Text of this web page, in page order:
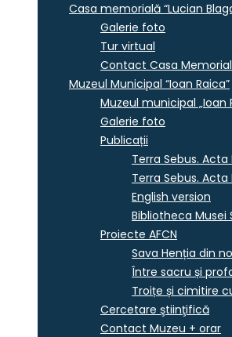
Casa memorială “Lucian
Galerie foto
Tur virtual
Contact Casa
Muzeul Municipal “Ioan Raica”
Muzeul municipal „Ioan
Galerie foto
Publicații
Terra Sebus. Acta
Terra Sebus. Acta
English version
Bibliotheca Musei
Proiecte AFCN
Sava Henția din
Între sacru și
Troițe și cimitire
Cercetare ştiinţifică
Contact Muzeu + orar